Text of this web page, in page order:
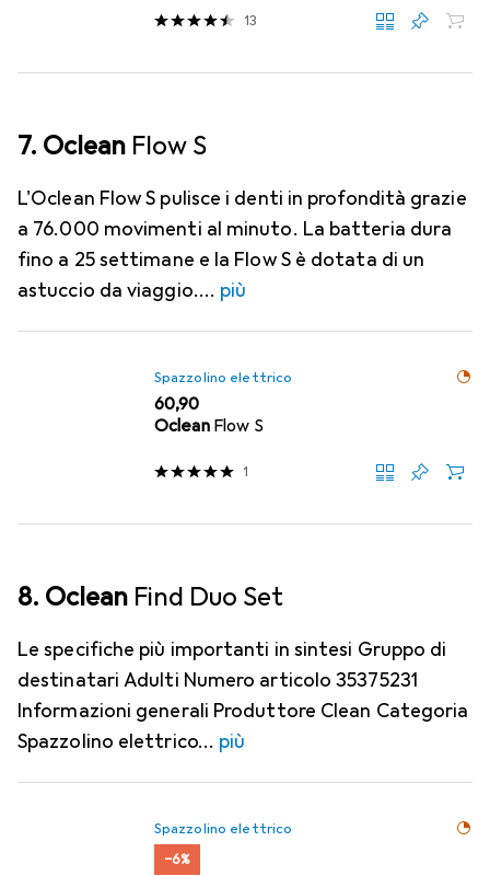
13
7. Oclean Flow S
L'Oclean Flow S pulisce i denti in profondità grazie
a 76.000 movimenti al minuto. La batteria dura
fino a 25 settimane e la Flow S è dotata di un
astuccio da viaggio.
più
Spazzolino elettrico
EUR
60,90
Oclean Flow S
1
8. Oclean Find Duo Set
Le specifiche più importanti in sintesi Gruppo di
destinatari Adulti Numero articolo 35375231
Informazioni generali Produttore Clean Categoria
Spazzolino elettrico
più
Spazzolino elettrico
−6%